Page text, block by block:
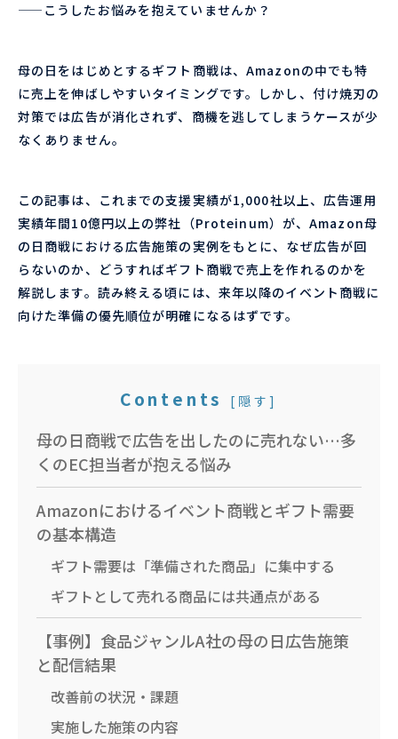
——こうしたお悩みを抱えていませんか？
母の日をはじめとするギフト商戦は、Amazonの中でも特
に売上を伸ばしやすいタイミングです。しかし、付け焼刃の
対策では広告が消化されず、商機を逃してしまうケースが少
なくありません。
この記事は、これまでの支援実績が1,000社以上、広告運用
実績年間10億円以上の弊社（Proteinum）が、Amazon母
の日商戦における広告施策の実例をもとに、なぜ広告が回
らないのか、どうすればギフト商戦で売上を作れるのかを
解説します。読み終える頃には、来年以降のイベント商戦に
向けた準備の優先順位が明確になるはずです。
Contents [ 隠す ]
母の日商戦で広告を出したのに売れない…多
くのEC担当者が抱える悩み
Amazonにおけるイベント商戦とギフト需要
の基本構造
ギフト需要は「準備された商品」に集中する
ギフトとして売れる商品には共通点がある
【事例】食品ジャンルA社の母の日広告施策
と配信結果
改善前の状況・課題
実施した施策の内容